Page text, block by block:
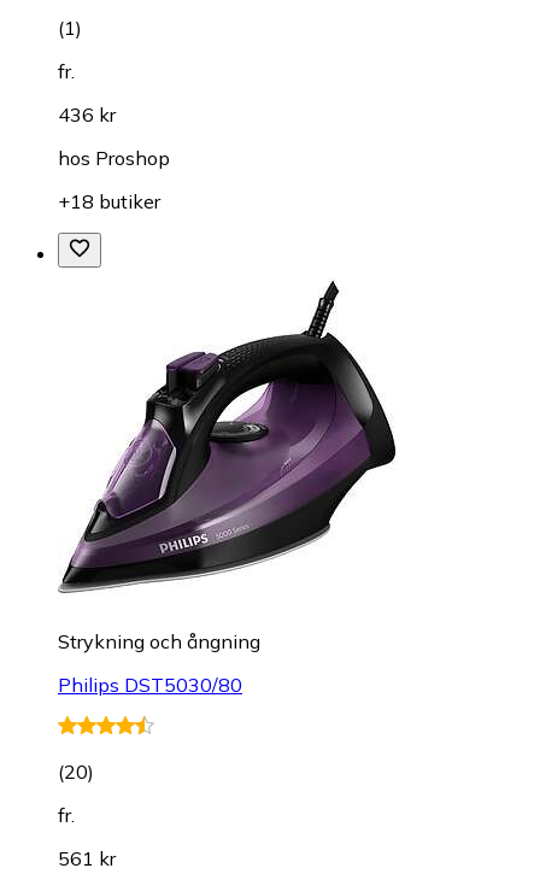
(1)
fr.
436 kr
hos Proshop
+18 butiker
Strykning och ångning
Philips DST5030/80
(20)
fr.
561 kr